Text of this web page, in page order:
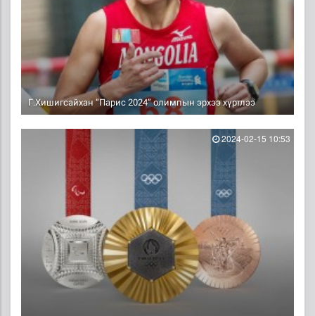
Г.Хишигсайхан “Парис 2024” олимпын эрхээ хүртлээ
2024-02-15 10:53